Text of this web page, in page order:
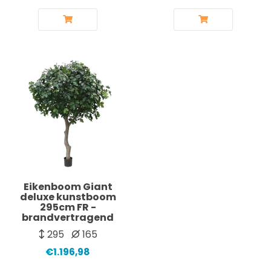
Eikenboom Giant
deluxe kunstboom
295cm FR -
brandvertragend
295
165
€1.196,98